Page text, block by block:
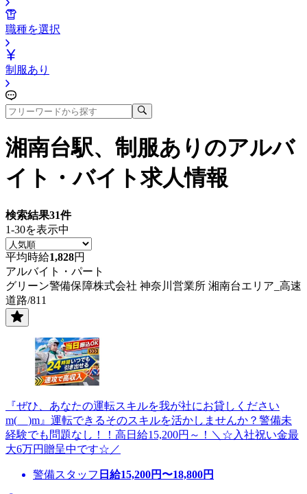
職種を選択
制服あり
湘南台駅、制服あり のアルバ
イト・バイト求人情報
検索結果31件
1-30を表示中
平均時給1,828円
アルバイト・パート
グリーン警備保障株式会社 神奈川営業所 湘南台エリア_高速
道路/811
『ぜひ、あなたの運転スキルを我が社にお貸しください
m(__)m』運転できるそのスキルを活かしませんか？警備未
経験でも問題なし！！高日給15,200円～！＼☆入社祝い金最
大6万円贈呈中です☆／
警備スタッフ 日給15,200円〜18,800円